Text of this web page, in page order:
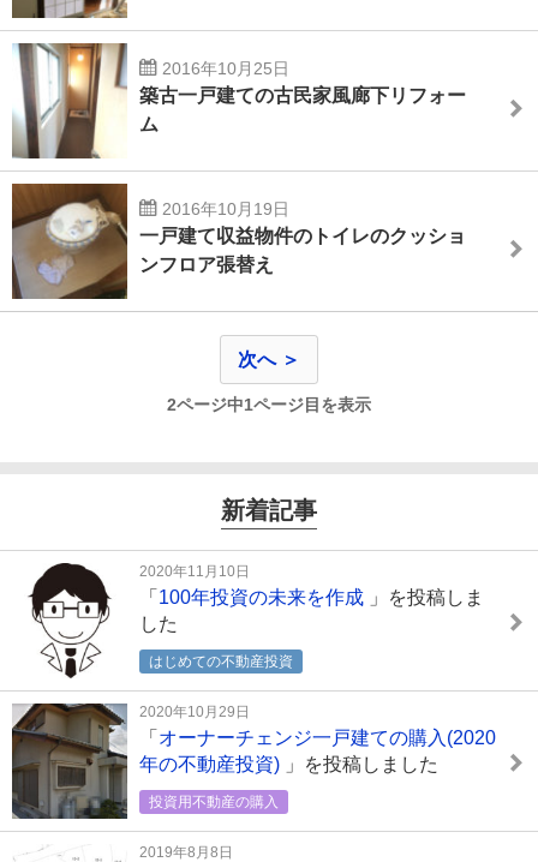
2016年10月25日
築古一戸建ての古民家風廊下リフォー
ム
2016年10月19日
一戸建て収益物件のトイレのクッショ
ンフロア張替え
次へ ＞
2ページ中1ページ目を表示
新着記事
2020年11月10日
「 100年投資の未来を作成 」を投稿しま
した
はじめての不動産投資
2020年10月29日
「 オーナーチェンジ一戸建ての購入(2020
年の不動産投資) 」を投稿しました
投資用不動産の購入
2019年8月8日